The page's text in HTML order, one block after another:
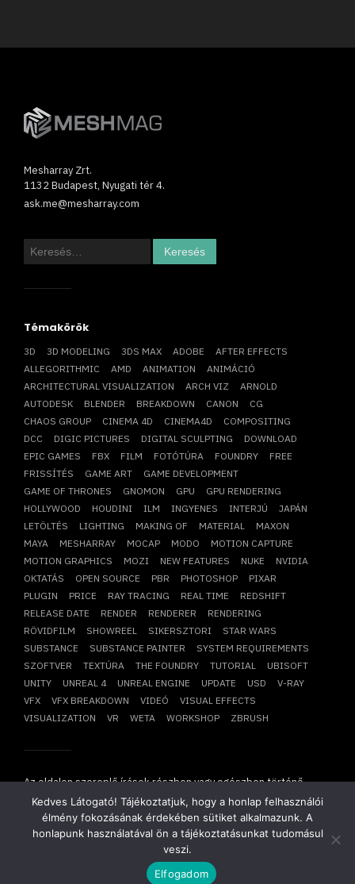
Mesharray Zrt.
1132 Budapest, Nyugati tér 4.
ask.me@mesharray.com
Keresés:
Témakörök
3D 3D MODELING 3DS MAX ADOBE
AFTER EFFECTS
ALLEGORITHMIC
AMD ANIMATION
ANIMÁCIÓ
ARCHITECTURAL VISUALIZATION
ARCH VIZ
ARNOLD
AUTODESK
BLENDER BREAKDOWN CANON
CG
CHAOS GROUP
CINEMA 4D CINEMA4D
COMPOSITING
DCC
DIGIC PICTURES DIGITAL SCULPTING
DOWNLOAD
EPIC GAMES
FBX FILM FOTÓTÚRA FOUNDRY
FREE
FRISSÍTÉS
GAME ART
GAME DEVELOPMENT
GAME OF THRONES
GNOMON GPU
GPU RENDERING
HOLLYWOOD
HOUDINI ILM INGYENES INTERJÚ
JAPÁN
LETÖLTÉS
LIGHTING MAKING OF MATERIAL
MAXON
MAYA
MESHARRAY MOCAP MODO
MOTION CAPTURE
MOTION GRAPHICS
MOZI NEW FEATURES NUKE
NVIDIA
OKTATÁS
OPEN SOURCE PBR PHOTOSHOP
PIXAR
PLUGIN
PRICE RAY TRACING REAL TIME
REDSHIFT
RELEASE DATE
RENDER RENDERER
RENDERING
RÖVIDFILM
SHOWREEL SIKERSZTORI
STAR WARS
SUBSTANCE
SUBSTANCE PAINTER
SYSTEM REQUIREMENTS
SZOFTVER
TEXTÚRA THE FOUNDRY TUTORIAL
UBISOFT
UNITY
UNREAL 4 UNREAL ENGINE UPDATE USD
V-RAY
VFX
VFX BREAKDOWN VIDEÓ
VISUAL EFFECTS
VISUALIZATION
VR WETA WORKSHOP ZBRUSH
Az oldalon szereplő írások részben vagy egészben történő
átvétele, újraközlése csak írásbeli hozzájárulásunkkal
lehetséges!
Copyright © 2014-2026. Minden jog fenntartva.Mesharray Zrt.
Kedves Látogató! Tájékoztatjuk, hogy a honlap felhasználói
élmény fokozásának érdekében sütiket alkalmazunk. A
honlapunk használatával ön a tájékoztatásunkat tudomásul
veszi.
Elfogadom